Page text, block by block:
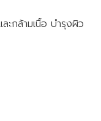
ะกล้ามเนื้อ บำรุงผิว